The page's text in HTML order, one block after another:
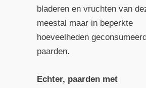
bladeren en vruchten van
meestal maar in beperkte
hoeveelheden
paarden.
Echter, paarden met